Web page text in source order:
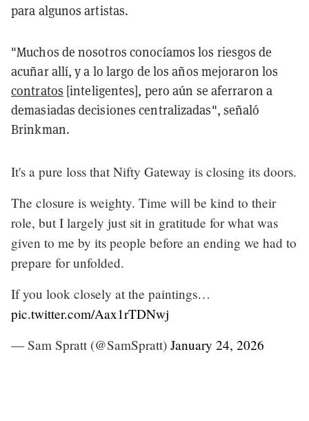
para algunos artistas.
"Muchos de nosotros conocíamos los riesgos de
acuñar allí, y a lo largo de los años mejoraron los
contratos [inteligentes], pero aún se aferraron a
demasiadas decisiones centralizadas", señaló
Brinkman.
It's a pure loss that Nifty Gateway is closing its doors.
The closure is weighty. Time will be kind to their
role, but I largely just sit in gratitude for what was
given to me by its people before an ending we had to
prepare for unfolded.
If you look closely at the paintings…
pic.twitter.com/Aax1rTDNwj
— Sam Spratt (@SamSpratt) January 24, 2026